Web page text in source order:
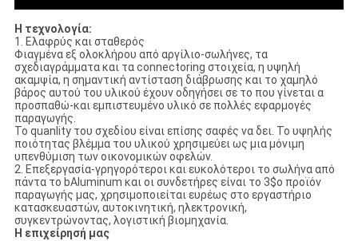
Η τεχνολογία:
1. Ελαφρύς και σταθερός
Φιαγμένα εξ ολοκλήρου από αργίλιο-σωλήνες, τα
σχεδιαγράμματα και τα connectoring στοιχεία, η υψηλή
ακαμψία, η σημαντική αντίσταση διάβρωσης και το χαμηλό
βάρος αυτού του υλικού έχουν οδηγήσει σε το που γίνεται α
προσπαθώ-και εμπιστευμένο υλικό σε πολλές εφαρμογές
παραγωγής.
Το quanlity του σχεδίου είναι επίσης σαφές να δει. Το υψηλής
ποιότητας βλέμμα του υλικού χρησιμεύει ως μια μόνιμη
υπενθύμιση των οικονομικών οφελών.
2. Επεξεργασία-γρηγορότεροι και ευκολότεροι το σωλήνα από
πάντα το bAluminum και οι συνδετήρες είναι το 3$ο προϊόν
παραγωγής μας, χρησιμοποιείται ευρέως στο εργαστήριο
κατασκευαστών, αυτοκινητική, ηλεκτρονική,
συγκεντρώνοντας, λογιστική βιομηχανία.
Η επιχείρησή μας